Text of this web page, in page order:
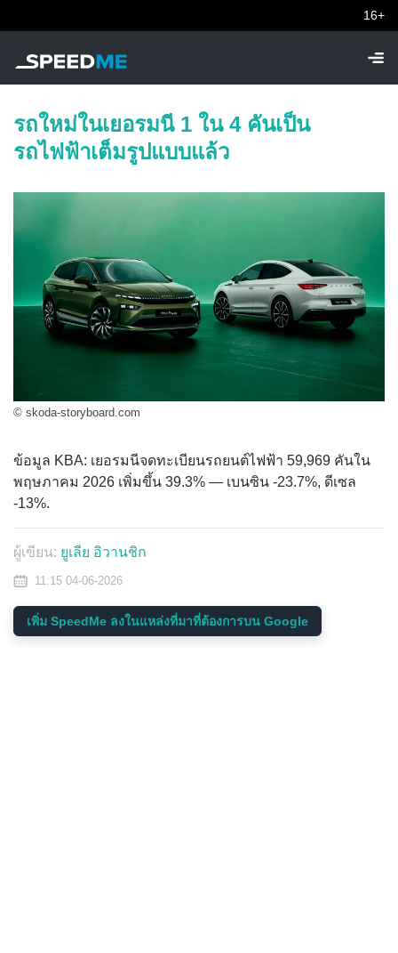
16+
รถใหม่ในเยอรมนี 1 ใน 4 คันเป็น
รถไฟฟ้าเต็มรูปแบบแล้ว
© skoda-storyboard.com
ข้อมูล KBA: เยอรมนีจดทะเบียนรถยนต์ไฟฟ้า 59,969 คันใน
พฤษภาคม 2026 เพิ่มขึ้น 39.3% — เบนซิน -23.7%, ดีเซล
-13%.
ผู้เขียน: ยูเลีย อิวานชิก
11:15 04-06-2026
เพิ่ม SpeedMe ลงในแหล่งที่มาที่ต้องการบน Google